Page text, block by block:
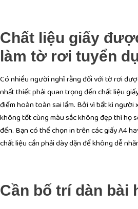
Chất liệu giấy
làm tờ rơi tuyển
Có nhiều người nghĩ rằng đối với tờ rơi
nhất thiết phải quan trọng đến chất liệu
điểm hoàn toàn sai lầm. Bởi vì bất kì người
không tốt cùng màu sắc không đẹp thì họ
đến. Bạn có thể chọn in trên các giấy A4
chất liệu cần phải dày dặn để không dễ
Cần bố trí dàn bài